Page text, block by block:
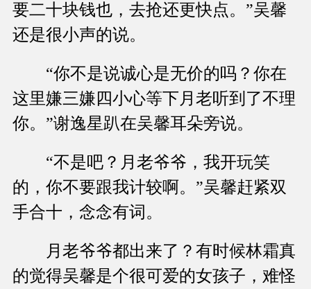
要二十块钱也，去抢还更快点。”吴馨
还是很小声的说。
“你不是说诚心是无价的吗？你在
这里嫌三嫌四小心等下月老听到了不理
你。”谢逸星趴在吴馨耳朵旁说。
“不是吧？月老爷爷，我开玩笑
的，你不要跟我计较啊。”吴馨赶紧双
手合十，念念有词。
月老爷爷都出来了？有时候林霜真
的觉得吴馨是个很可爱的女孩子，难怪